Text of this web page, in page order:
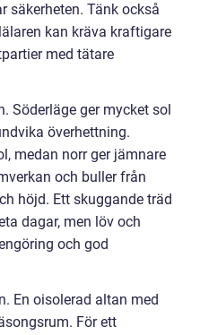
säkerheten. Tänk också
kan kräva kraftigare
med tätare
Söderläge ger mycket sol
överhettning.
medan norr ger jämnare
och buller från
höjd. Ett skuggande träd
dagar, men löv och
och god
En oisolerad altan med
För ett